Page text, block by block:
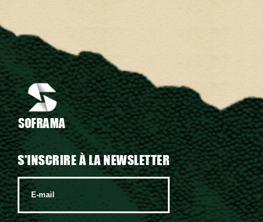
SOFRAMA
S'INSCRIRE À LA NEWSLETTER